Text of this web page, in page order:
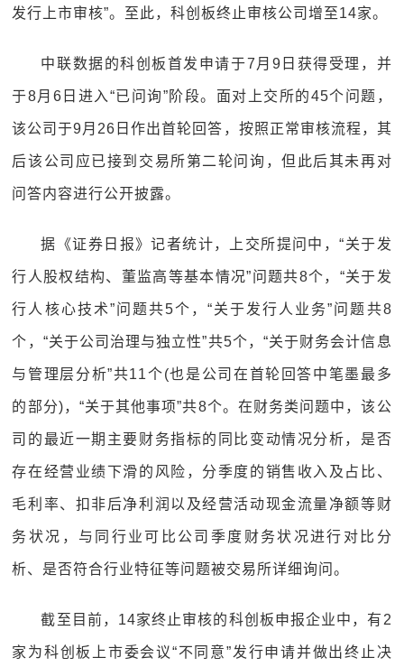
发行上市审核”。至此，科创板终止审核公司增至14家。
中联数据的科创板首发申请于7月9日获得受理，并
于8月6日进入“已问询”阶段。面对上交所的45个问题，
该公司于9月26日作出首轮回答，按照正常审核流程，其
后该公司应已接到交易所第二轮问询，但此后其未再对
问答内容进行公开披露。
据《证券日报》记者统计，上交所提问中，“关于发
行人股权结构、董监高等基本情况”问题共8个，“关于发
行人核心技术”问题共5个，“关于发行人业务”问题共8
个，“关于公司治理与独立性”共5个，“关于财务会计信息
与管理层分析”共11个(也是公司在首轮回答中笔墨最多
的部分)，“关于其他事项”共8个。在财务类问题中，该公
司的最近一期主要财务指标的同比变动情况分析，是否
存在经营业绩下滑的风险，分季度的销售收入及占比、
毛利率、扣非后净利润以及经营活动现金流量净额等财
务状况，与同行业可比公司季度财务状况进行对比分
析、是否符合行业特征等问题被交易所详细询问。
截至目前，14家终止审核的科创板申报企业中，有2
家为科创板上市委会议“不同意”发行申请并做出终止决